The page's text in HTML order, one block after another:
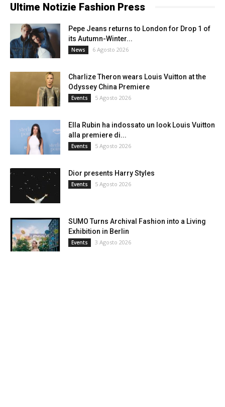
Ultime Notizie Fashion Press
Pepe Jeans returns to London for Drop 1 of
its Autumn-Winter...
News 6 Agosto 2026
Charlize Theron wears Louis Vuitton at the
Odyssey China Premiere
Events 5 Agosto 2026
Ella Rubin ha indossato un look Louis Vuitton
alla premiere di...
Events 5 Agosto 2026
Dior presents Harry Styles
Events 5 Agosto 2026
SUMO Turns Archival Fashion into a Living
Exhibition in Berlin
Events 3 Agosto 2026